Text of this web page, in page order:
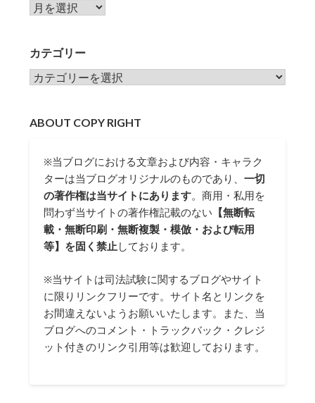
アーカイブ
カテゴリー
カテゴリー
ABOUT COPY RIGHT
※当ブログにおける文章および内容・キャラク
ターは当ブログオリジナルのものであり、一切
の著作権は当サイトにあります。商用・私用を
問わず当サイトの著作権記載のない 【無断転
載・無断印刷・無断複製・模倣・および転用
等】を固く禁止しております。
※当サイトは司法試験に関するブログやサイト
に限りリンクフリーです。サイト名とリンクを
お間違えないようお願いいたします。また、当
ブログへのコメント・トラックバック・クレジ
ット付きのリンク引用等は歓迎しております。